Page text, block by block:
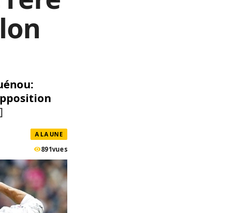
A LA UNE
891vues